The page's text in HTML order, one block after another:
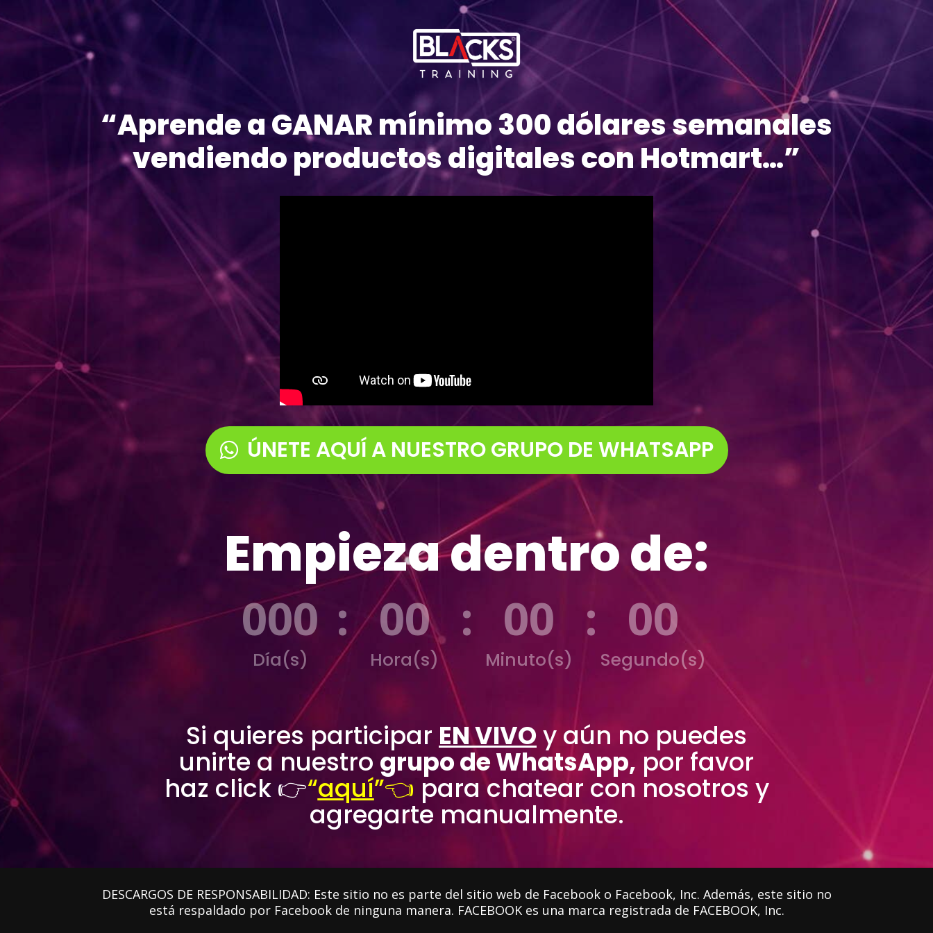
“Aprende a GANAR mínimo 300 dólares semanales
vendiendo productos digitales con Hotmart…”
ÚNETE AQUÍ A NUESTRO GRUPO DE WHATSAPP
Empieza dentro de:
000
Día(s)
: 00
Hora(s)
: 00
Minuto(s)
: 00
Segundo(s)
Si quieres participar EN VIVO y aún no puedes
unirte a nuestro grupo de WhatsApp, por favor
haz click 👉“aquí”👈 para chatear con nosotros y
agregarte manualmente.
DESCARGOS DE RESPONSABILIDAD: Este sitio no es parte del sitio web de Facebook o Facebook, Inc. Además, este sitio no
está respaldado por Facebook de ninguna manera. FACEBOOK es una marca registrada de FACEBOOK, Inc.